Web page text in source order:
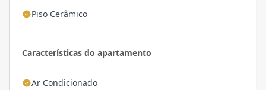
Piso Cerâmico
Características do apartamento
Ar Condicionado